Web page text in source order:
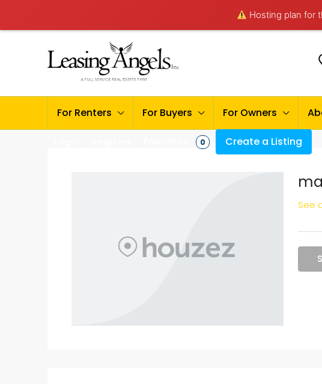
Hosting plan for
For Renters For Buyers For Owners
0 Create a Listing
See